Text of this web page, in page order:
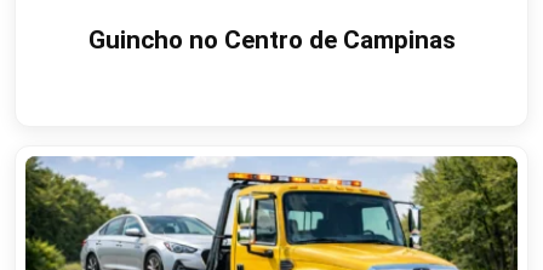
Guincho no Centro de Campinas